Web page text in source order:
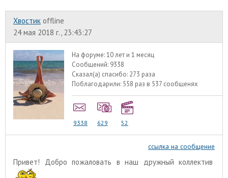
Хвостик offline
24 мая 2018 г., 23:43:27
На форуме:10 лет и 1 месяц
Сообщений: 9338
Сказал(а) спасибо: 273 раза
Поблагодарили: 558 раз в 537 сообщенях
9338 629 52
ссылка на сообщение
Привет! Добро пожаловать в наш дружный коллектив